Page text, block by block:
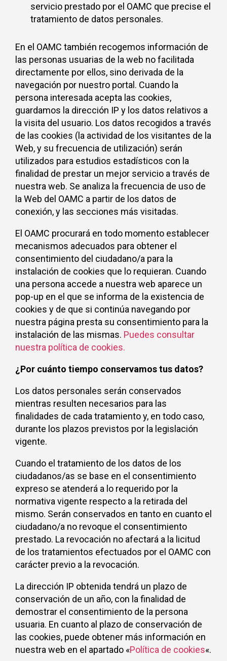
servicio prestado por el OAMC que precise el
tratamiento de datos personales.
En el OAMC también recogemos información de
las personas usuarias de la web no facilitada
directamente por ellos, sino derivada de la
navegación por nuestro portal. Cuando la
persona interesada acepta las cookies,
guardamos la dirección IP y los datos relativos a
la visita del usuario. Los datos recogidos a través
de las cookies (la actividad de los visitantes de la
Web, y su frecuencia de utilización) serán
utilizados para estudios estadísticos con la
finalidad de prestar un mejor servicio a través de
nuestra web. Se analiza la frecuencia de uso de
la Web del OAMC a partir de los datos de
conexión, y las secciones más visitadas.
El OAMC procurará en todo momento establecer
mecanismos adecuados para obtener el
consentimiento del ciudadano/a para la
instalación de cookies que lo requieran. Cuando
una persona accede a nuestra web aparece un
pop-up en el que se informa de la existencia de
cookies y de que si continúa navegando por
nuestra página presta su consentimiento para la
instalación de las mismas. Puedes consultar
nuestra política de cookies.
¿Por cuánto tiempo conservamos tus datos?
Los datos personales serán conservados
mientras resulten necesarios para las
finalidades de cada tratamiento y, en todo caso,
durante los plazos previstos por la legislación
vigente.
Cuando el tratamiento de los datos de los
ciudadanos/as se base en el consentimiento
expreso se atenderá a lo requerido por la
normativa vigente respecto a la retirada del
mismo. Serán conservados en tanto en cuanto el
ciudadano/a no revoque el consentimiento
prestado. La revocación no afectará a la licitud
de los tratamientos efectuados por el OAMC con
carácter previo a la revocación.
La dirección IP obtenida tendrá un plazo de
conservación de un año, con la finalidad de
demostrar el consentimiento de la persona
usuaria. En cuanto al plazo de conservación de
las cookies, puede obtener más información en
nuestra web en el apartado «Política de cookies«.